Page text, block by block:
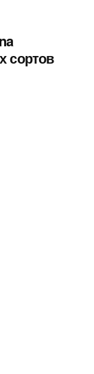
сортов